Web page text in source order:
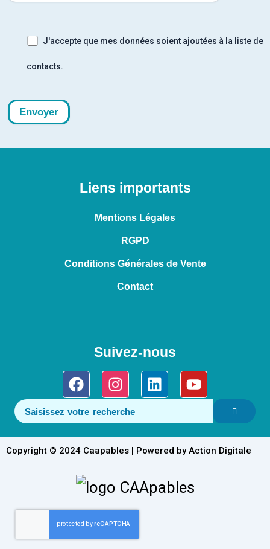
J'accepte que mes données soient ajoutées à la liste de
contacts.
Liens importants
Mentions Légales
RGPD
Conditions Générales de Vente
Contact
Suivez-nous
FacebookInstagram
LinkedinYoutube
Copyright © 2024 Caapables | Powered by Action Digitale